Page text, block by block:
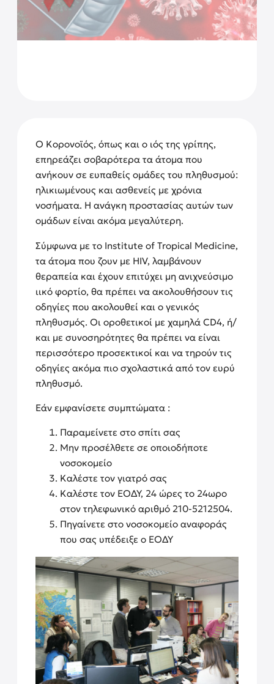
Ο Κορονοϊός, όπως και ο ιός της γρίπης,
επηρεάζει σοβαρότερα τα άτομα που
ανήκουν σε ευπαθείς ομάδες του πληθυσμού:
ηλικιωμένους και ασθενείς με χρόνια
νοσήματα. Η ανάγκη προστασίας αυτών των
ομάδων είναι ακόμα μεγαλύτερη.
Σύμφωνα με τo Institute of Tropical Medicine,
τα άτομα που ζουν με HIV, λαμβάνουν
θεραπεία και έχουν επιτύχει μη ανιχνεύσιμο
ιικό φορτίο, θα πρέπει να ακολουθήσουν τις
οδηγίες που ακολουθεί και ο γενικός
πληθυσμός. Οι οροθετικοί με χαμηλά CD4, ή/
και με συνοσηρότητες θα πρέπει να είναι
περισσότερο προσεκτικοί και να τηρούν τις
οδηγίες ακόμα πιο σχολαστικά από τον ευρύ
πληθυσμό.
Εάν εμφανίσετε συμπτώματα :
Παραμείνετε στο σπίτι σας
Μην προσέλθετε σε οποιοδήποτε
νοσοκομείο
Καλέστε τον γιατρό σας
Καλέστε τον ΕΟΔΥ, 24 ώρες το 24ωρο
στον τηλεφωνικό αριθμό 210-5212504.
Πηγαίνετε στο νοσοκομείο αναφοράς
που σας υπέδειξε ο ΕΟΔΥ